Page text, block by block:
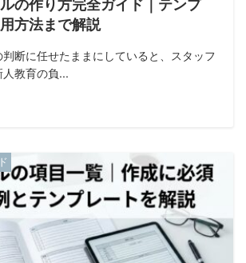
の作り方完全ガイド｜テンプ
方法まで解説
断に任せたままにしていると、スタッフ
人教育の負...